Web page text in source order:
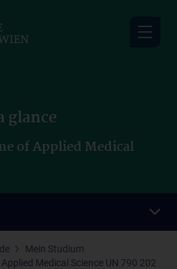
glance
of Applied Medical
Mein Studium
Medical Science UN 790 202